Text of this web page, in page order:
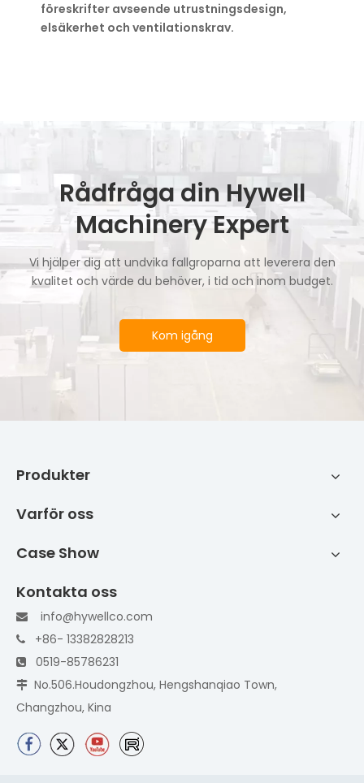
föreskrifter avseende utrustningsdesign,
elsäkerhet och ventilationskrav.
Rådfråga din Hywell
Machinery Expert
Vi hjälper dig att undvika fallgroparna att leverera den
kvalitet och värde du behöver, i tid och inom budget.
Kom igång
Produkter
Varför oss
Case Show
Kontakta oss
 info@hywellco.com
 +86- 13382828213
 0519-85786231
 No.506.Houdongzhou, Hengshanqiao Town,
Changzhou, Kina